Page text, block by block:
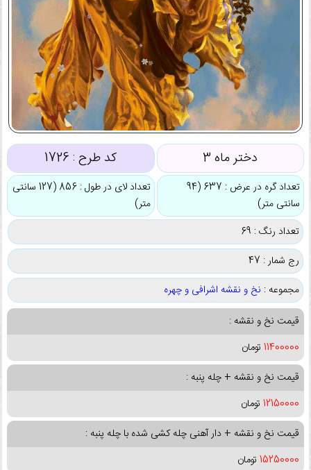
دختر ماه 3 کد طرح : 1726
تعداد گره در عرض : 637 (94
سانتی متر)
تعداد لای در طول : 856 (127 سانتی
متر)
تعداد رنگ : 69
رج شمار : 47
مجموعه : نخ و نقشه اشرافی و چهره
قیمت نخ و نقشه :
11400000 تومان
قیمت نخ و نقشه + چله پنبه :
12150000 تومان
قیمت نخ و نقشه + دار آهنی چله کشی شده با چله پنبه :
15250000 تومان